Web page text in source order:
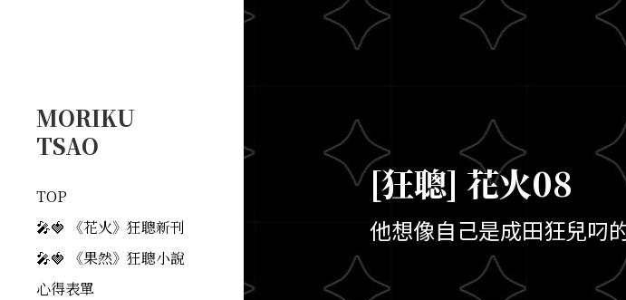
MORIKU
TSAO
TOP
🎤🍓 《花火》狂聰新刊
🎤🍓 《果然》狂聰小說
心得表單
[狂聰] 花火08
他想像自己是成田狂兒叼